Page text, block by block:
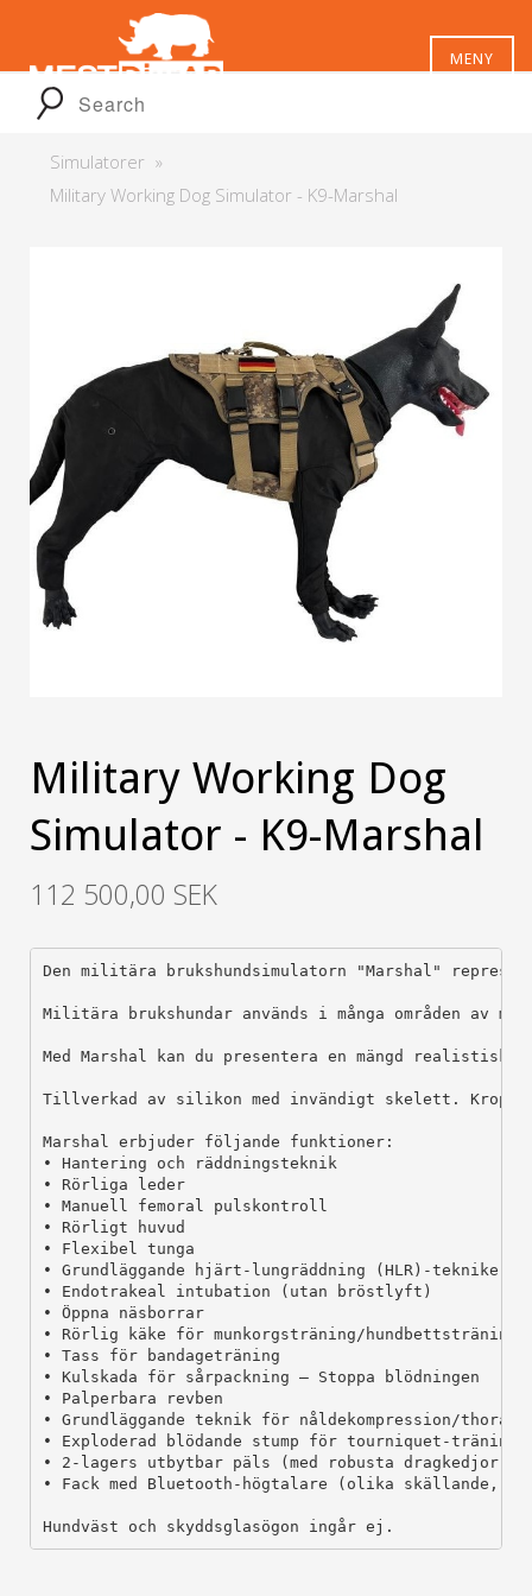
MENY
Simulatorer
Military Working Dog Simulator - K9-Marshal
Military Working Dog
Simulator - K9-Marshal
112 500,00 SEK
Den militära brukshundsimulatorn "Marshal"
Militära brukshundar används i många områden
Med Marshal kan du presentera en mängd
Tillverkad av silikon med invändigt skelett.
Marshal erbjuder följande funktioner:
• Hantering och räddningsteknik
• Rörliga leder
• Manuell femoral pulskontroll
• Rörligt huvud
• Flexibel tunga
• Grundläggande hjärt-lungräddning (HLR)-
• Endotrakeal intubation (utan bröstlyft)
• Öppna näsborrar
• Rörlig käke för munkorgsträning/hundbettsträning
• Tass för bandageträning
• Kulskada för sårpackning – Stoppa blödningen
• Palperbara revben
• Grundläggande teknik för nåldekompression/
• Exploderad blödande stump för tourniquet-
• 2-lagers utbytbar päls (med robusta dragkedjor och
• Fack med Bluetooth-högtalare (olika skällande,
Hundväst och skyddsglasögon ingår ej.